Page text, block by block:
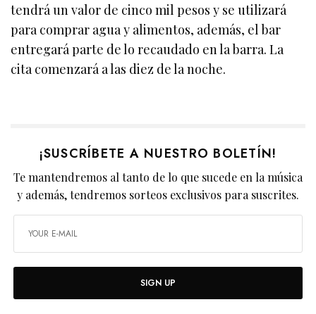
tendrá un valor de cinco mil pesos y se utilizará
para comprar agua y alimentos, además, el bar
entregará parte de lo recaudado en la barra. La
cita comenzará a las diez de la noche.
¡SUSCRÍBETE A NUESTRO BOLETÍN!
Te mantendremos al tanto de lo que sucede en la música
y además, tendremos sorteos exclusivos para suscrites.
SIGN UP